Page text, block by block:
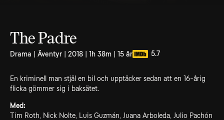
The Padre
Drama | Äventyr | 2018 | 1h 38m | 15 år 5.7
En kriminell man stjäl en bil och upptäcker sedan att en 16-årig
flicka gömmer sig i baksätet.
Med:
Tim Roth, Nick Nolte, Luis Guzmán, Juana Arboleda, Julio Pachón